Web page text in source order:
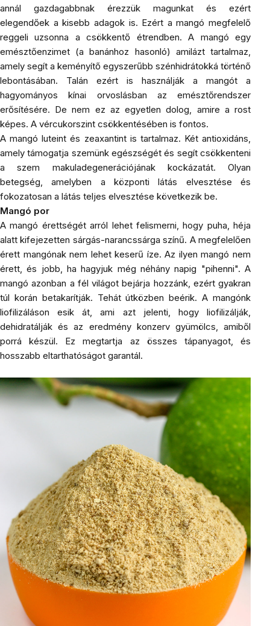
annál gazdagabbnak érezzük magunkat és ezért
elegendőek a kisebb adagok is. Ezért a mangó megfelelő
reggeli uzsonna a csökkentő étrendben. A mangó egy
emésztőenzimet (a banánhoz hasonló) amilázt tartalmaz,
amely segít a keményítő egyszerűbb szénhidrátokká történő
lebontásában. Talán ezért is használják a mangót a
hagyományos kínai orvoslásban az emésztőrendszer
erősítésére. De nem ez az egyetlen dolog, amire a rost
képes. A vércukorszint csökkentésében is fontos.
A mangó luteint és zeaxantint is tartalmaz. Két antioxidáns,
amely támogatja szemünk egészségét és segít csökkenteni
a szem makuladegenerációjának kockázatát. Olyan
betegség, amelyben a központi látás elvesztése és
fokozatosan a látás teljes elvesztése következik be.
Mangó por
A mangó érettségét arról lehet felismerni, hogy puha, héja
alatt kifejezetten sárgás-narancssárga színű. A megfelelően
érett mangónak nem lehet keserű íze. Az ilyen mangó nem
érett, és jobb, ha hagyjuk még néhány napig "pihenni". A
mangó azonban a fél világot bejárja hozzánk, ezért gyakran
túl korán betakarítják. Tehát útközben beérik. A mangónk
liofilizáláson esik át, ami azt jelenti, hogy liofilizálják,
dehidratálják és az eredmény konzerv gyümölcs, amiből
porrá készül. Ez megtartja az összes tápanyagot, és
hosszabb eltarthatóságot garantál.